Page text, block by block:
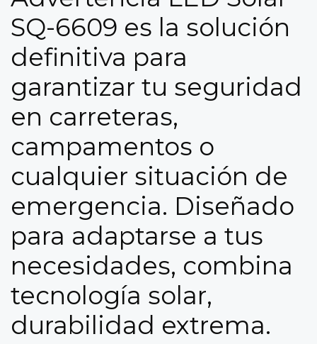
SQ-6609 es la solución
definitiva para
garantizar tu seguridad
en carreteras,
campamentos o
cualquier situación de
emergencia. Diseñado
para adaptarse a tus
necesidades, combina
tecnología solar,
durabilidad extrema.